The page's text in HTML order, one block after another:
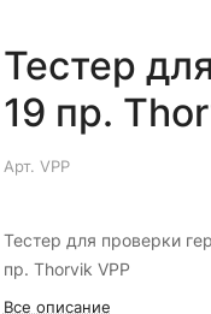
Тестер
19 пр.
Арт. VPP
Тестер для проверки
пр. Thorvik VPP
Все описание